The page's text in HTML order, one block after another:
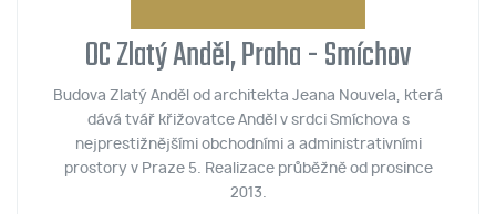
OC Zlatý Anděl, Praha - Smíchov
Budova Zlatý Anděl od architekta Jeana Nouvela, která
dává tvář křižovatce Anděl v srdci Smíchova s
nejprestižnějšími obchodními a administrativními
prostory v Praze 5. Realizace průběžně od prosince
2013.